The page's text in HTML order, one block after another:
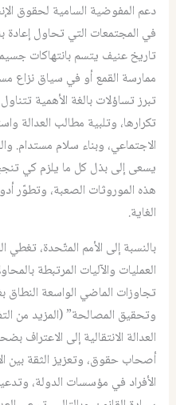
دعم المفوضية السامية لحقوق
في المجتمعات التي تحاول إعادة
تاريخ عنيف يتسم بانتهاكات
ممارسة القمع أو في سياق نزاع
تبرز تساؤلات بالغة الأهمية
تكرارها، وتلبية مطالب العدالة
الاجتماعي، وبناء سلام مستدام.
يسعى إلى بذل كل ما يلزم كي
هذه الموروثات الصعبة، وتطوّر
الغاية.
بالنسبة إلى الأمم المتّحدة، تغطي
العمليات والآليات المرتبطة
تجاوزات الماضي الواسعة النطاق
العدالة الانتقالية إلى الاعتراف
أصحاب حقوق، وتعزيز الثقة بين
الأفراد في مؤسسات الدولة،